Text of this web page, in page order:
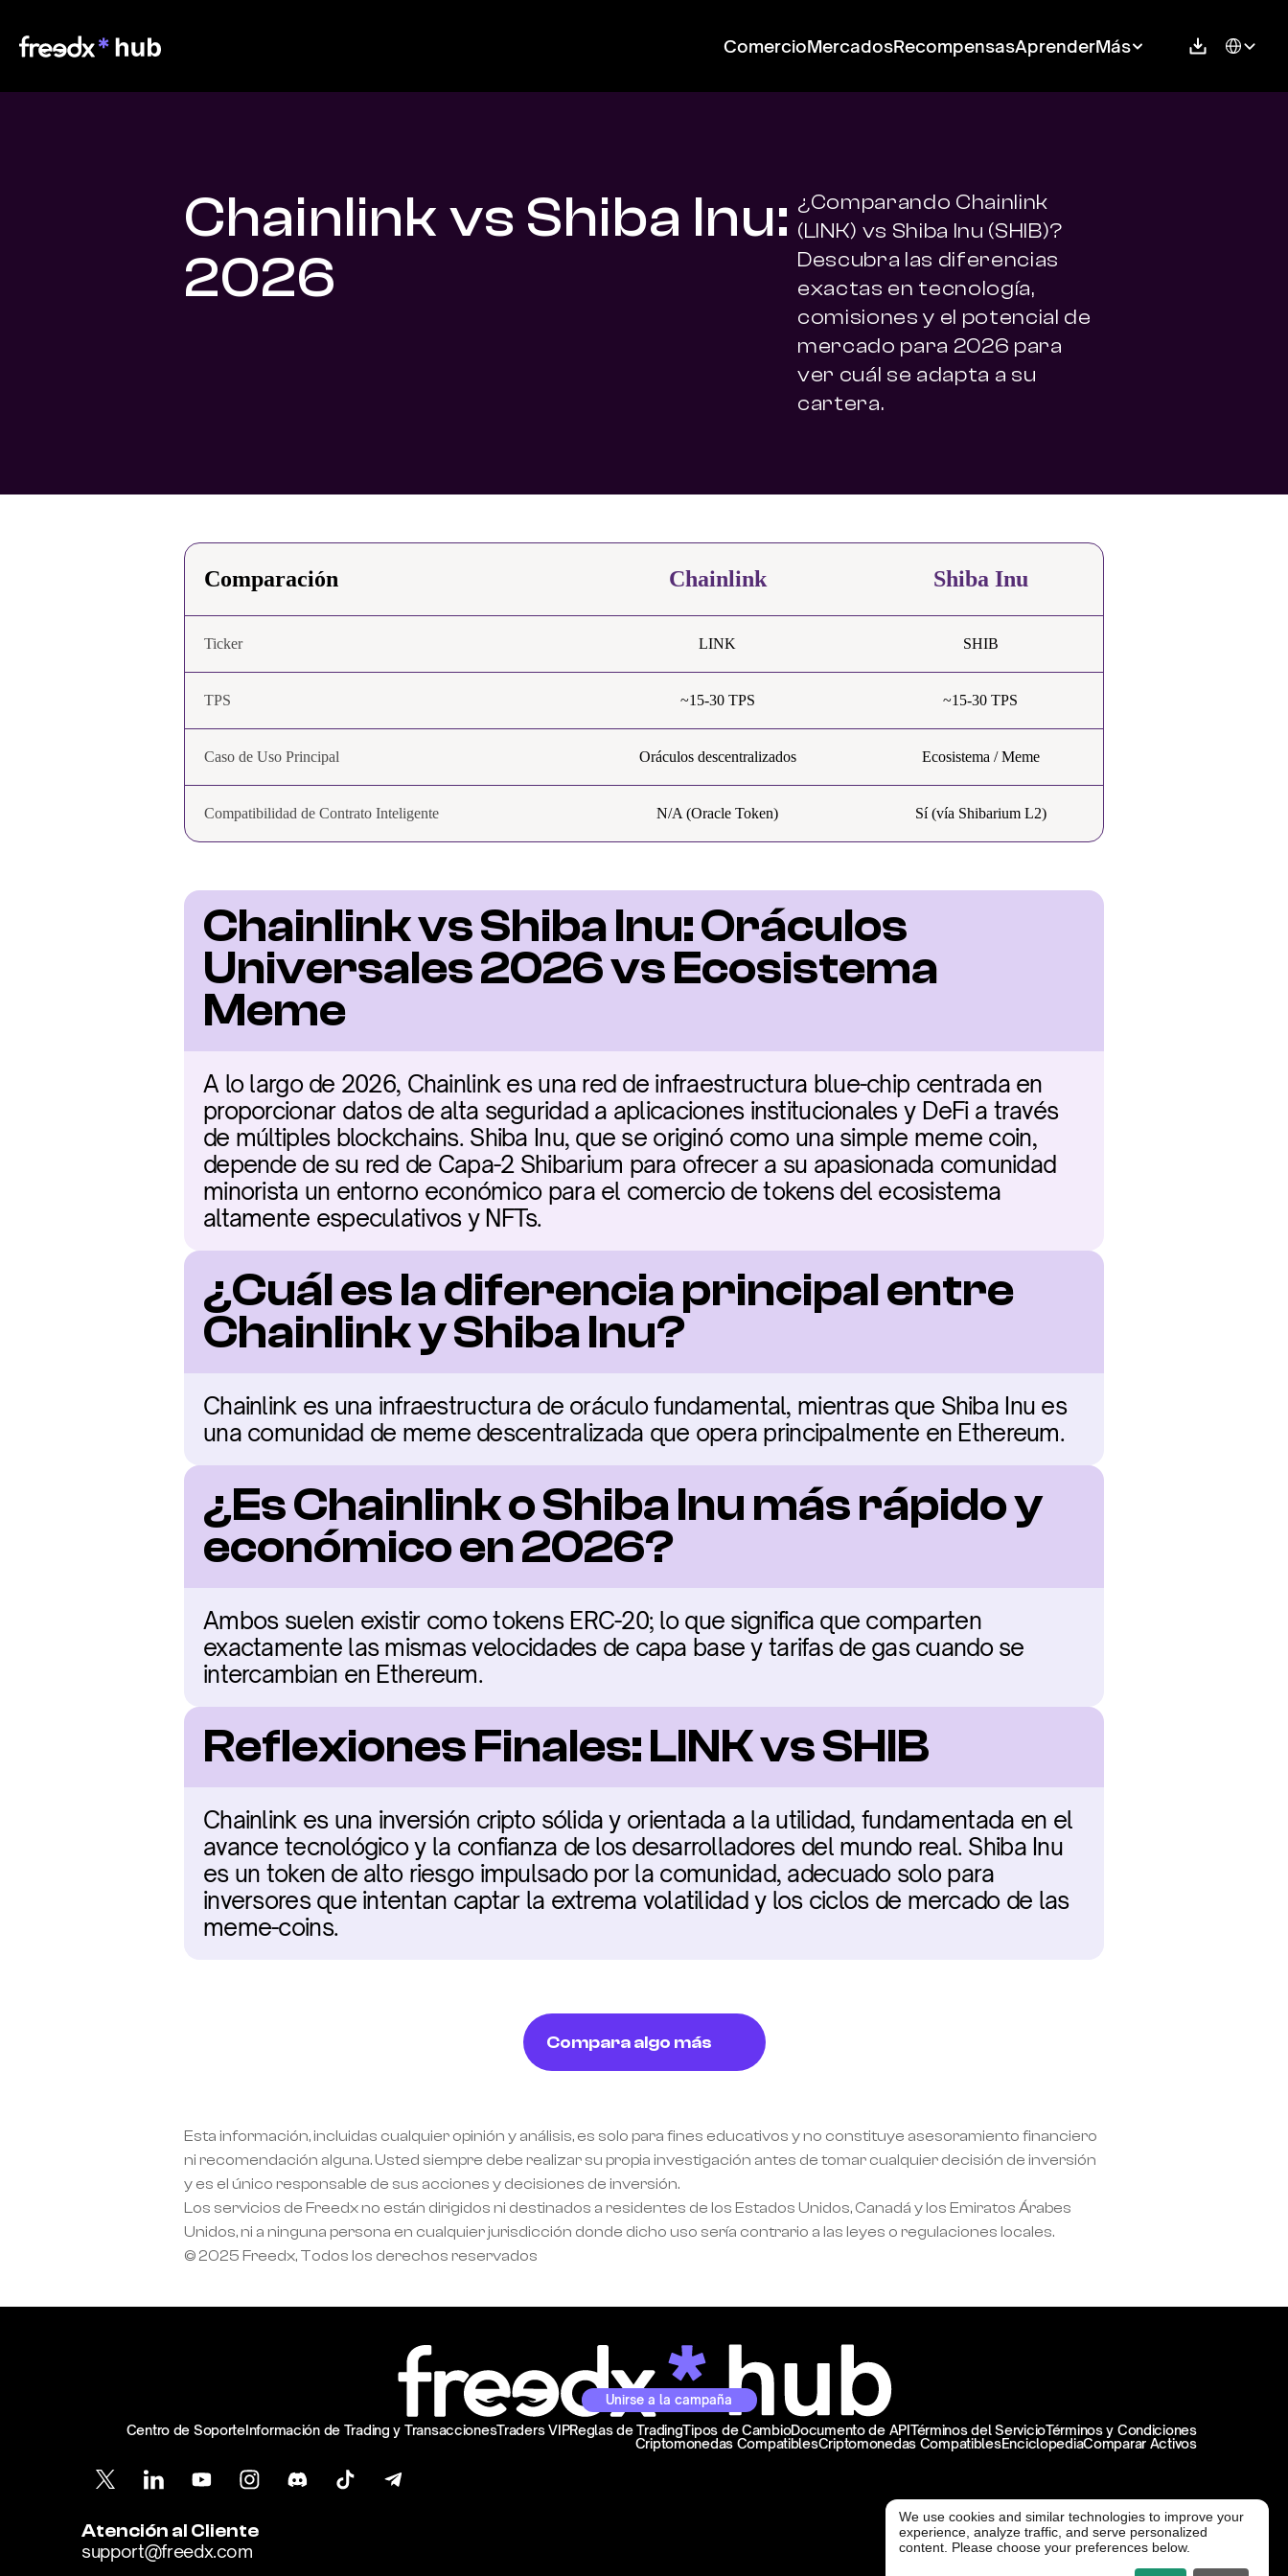
ComercioMercadosRecompensasAprenderMás Select
Chainlink vs Shiba Inu:
2026
¿Comparando Chainlink
(LINK) vs Shiba Inu (SHIB)?
Descubra las diferencias
exactas en tecnología,
comisiones y el potencial de
mercado para 2026 para
ver cuál se adapta a su
cartera.
Comparación Chainlink Shiba Inu
Ticker LINK SHIB
TPS ~15-30 TPS ~15-30 TPS
Caso de Uso Principal Oráculos descentralizados Ecosistema / Meme
Compatibilidad de Contrato Inteligente N/A (Oracle Token) Sí (vía Shibarium L2)
Chainlink vs Shiba Inu: Oráculos
Universales 2026 vs Ecosistema
Meme
A lo largo de 2026, Chainlink es una red de infraestructura blue-chip centrada en
proporcionar datos de alta seguridad a aplicaciones institucionales y DeFi a través
de múltiples blockchains. Shiba Inu, que se originó como una simple meme coin,
depende de su red de Capa-2 Shibarium para ofrecer a su apasionada comunidad
minorista un entorno económico para el comercio de tokens del ecosistema
altamente especulativos y NFTs.
¿Cuál es la diferencia principal entre
Chainlink y Shiba Inu?
Chainlink es una infraestructura de oráculo fundamental, mientras que Shiba Inu es
una comunidad de meme descentralizada que opera principalmente en Ethereum.
¿Es Chainlink o Shiba Inu más rápido y
económico en 2026?
Ambos suelen existir como tokens ERC-20; lo que significa que comparten
exactamente las mismas velocidades de capa base y tarifas de gas cuando se
intercambian en Ethereum.
Reflexiones Finales: LINK vs SHIB
Chainlink es una inversión cripto sólida y orientada a la utilidad, fundamentada en el
avance tecnológico y la confianza de los desarrolladores del mundo real. Shiba Inu
es un token de alto riesgo impulsado por la comunidad, adecuado solo para
inversores que intentan captar la extrema volatilidad y los ciclos de mercado de las
meme-coins.
Compara algo más
Esta información, incluidas cualquier opinión y análisis, es solo para fines educativos y no constituye asesoramiento financiero
ni recomendación alguna. Usted siempre debe realizar su propia investigación antes de tomar cualquier decisión de inversión
y es el único responsable de sus acciones y decisiones de inversión.
Los servicios de Freedx no están dirigidos ni destinados a residentes de los Estados Unidos, Canadá y los Emiratos Árabes
Unidos, ni a ninguna persona en cualquier jurisdicción donde dicho uso sería contrario a las leyes o regulaciones locales.
© 2025 Freedx, Todos los derechos reservados
Unirse a la campaña
Centro de SoporteInformación de Trading y TransaccionesTraders VIPReglas de TradingTipos de CambioDocumento de APITérminos del ServicioTérminos y Condiciones
Criptomonedas CompatiblesCriptomonedas CompatiblesEnciclopediaComparar Activos
Atención al Cliente
support@freedx.com
@ Freedx 2026
We use cookies and similar technologies to improve your
experience, analyze traffic, and serve personalized
content. Please choose your preferences below.